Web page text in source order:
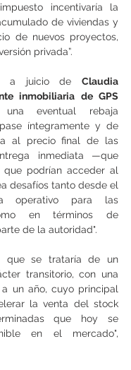
incentivaría la
de viviendas y
de nuevos proyectos,
privada”.
a juicio de Claudia
inmobiliaria de GPS
eventual rebaja
íntegramente y de
al precio final de las
inmediata —que
que podrían acceder al
desafíos tanto desde el
operativo para las
en términos de
de la autoridad".
que se trataría de un
transitorio, con una
un año, cuyo principal
la venta del stock
que hoy se
en el mercado",